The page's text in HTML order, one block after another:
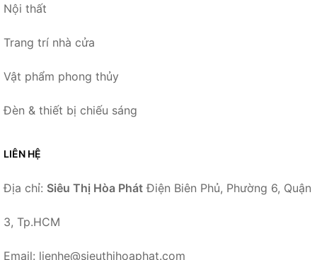
Nội thất
Trang trí nhà cửa
Vật phẩm phong thủy
Đèn & thiết bị chiếu sáng
LIÊN HỆ
Địa chỉ: Siêu Thị Hòa Phát Điện Biên Phủ, Phường 6, Quận
3, Tp.HCM
Email: lienhe@sieuthihoaphat.com